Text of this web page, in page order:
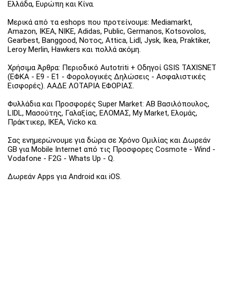
Ελλάδα, Ευρώπη και Κίνα.
Μερικά από τα eshops που προτείνουμε: Mediamarkt,
Amazon, IKEA, NIKE, Adidas, Public, Germanos, Kotsovolos,
Gearbest, Banggood, Νοτος, Attica, Lidl, Jysk, Ikea, Praktiker,
Leroy Merlin, Hawkers και πολλά ακόμη.
Χρήσιμα Άρθρα: Περιοδικό Autotriti + Οδηγοί GSIS TAXISNET
(ΕΦΚΑ - Ε9 - Ε1 - Φορολογικές Δηλώσεις - Ασφαλιστικές
Εισφορές). ΑΑΔΕ ΛΟΤΑΡΙΑ ΕΦΟΡΙΑΣ.
Φυλλάδια και Προσφορές Super Market: ΑΒ Βασιλόπουλος,
LIDL, Μασούτης, Γαλαξίας, ΕΛΟΜΑΣ, My Market, Ελομάς,
Πράκτικερ, ΙΚΕΑ, Vicko κα.
Σας ενημερώνουμε για δώρα σε Χρόνο Ομιλίας και Δωρεάν
GB για Mobile Internet από τις Προσφορες Cosmote - Wind -
Vodafone - F2G - Whats Up - Q.
Δωρεάν Apps για Android και iOS.